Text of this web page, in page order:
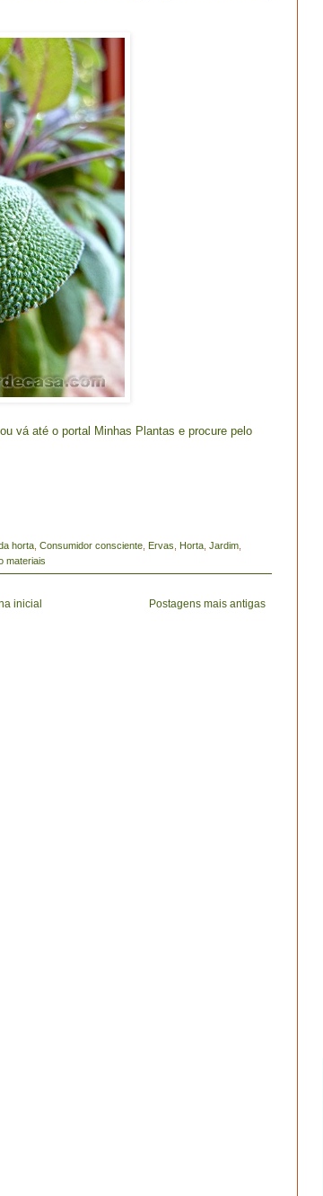
ou vá até o portal Minhas Plantas e procure pelo
horta Consumidor consciente Ervas Horta Jardim
materiais
Postagens mais antigas
inicial